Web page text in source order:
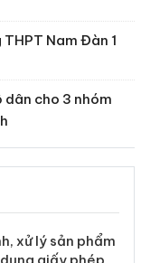
Nam Đàn 1
cho 3 nhóm
sản phẩm
giấy phép giả